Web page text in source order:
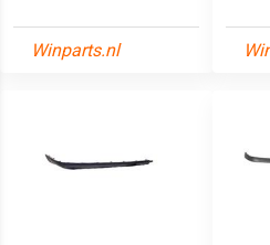
Winparts.nl